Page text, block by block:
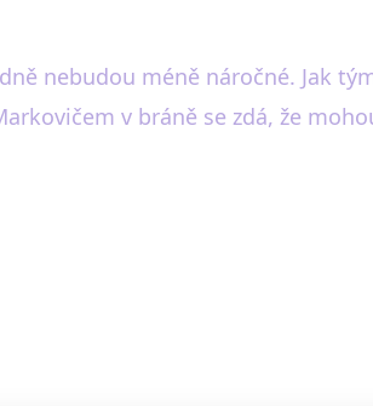
nebudou méně náročné. Jak
v bráně se zdá, že